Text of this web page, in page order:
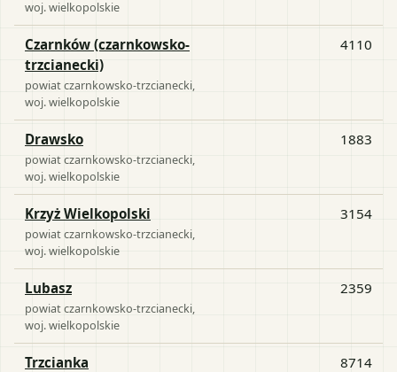
woj.wielkopolskie
Czarnków (czarnkowsko-
trzcianecki)
powiatczarnkowsko-trzcianecki
woj.wielkopolskie
4110
Drawsko
powiatczarnkowsko-trzcianecki
woj.wielkopolskie
1883
Krzyż Wielkopolski
powiatczarnkowsko-trzcianecki
woj.wielkopolskie
3154
Lubasz
powiatczarnkowsko-trzcianecki
woj.wielkopolskie
2359
Trzcianka 8714